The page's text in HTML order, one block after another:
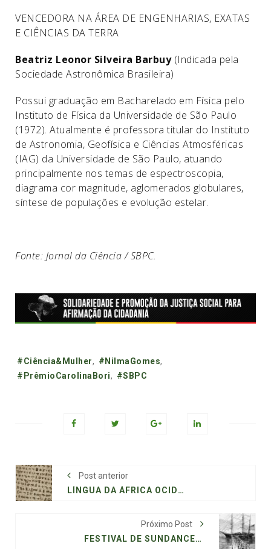
VENCEDORA NA ÁREA DE ENGENHARIAS, EXATAS
E CIÊNCIAS DA TERRA
Beatriz Leonor Silveira Barbuy (Indicada pela
Sociedade Astronômica Brasileira)
Possui graduação em Bacharelado em Física pelo
Instituto de Física da Universidade de São Paulo
(1972). Atualmente é professora titular do Instituto
de Astronomia, Geofísica e Ciências Atmosféricas
(IAG) da Universidade de São Paulo, atuando
principalmente nos temas de espectroscopia,
diagrama cor magnitude, aglomerados globulares,
síntese de populações e evolução estelar.
Fonte: Jornal da Ciência / SBPC.
Tags:
#Ciência&Mulher, #NilmaGomes,
#PrêmioCarolinaBori, #SBPC
Post anterior
LÍNGUA DA ÁFRICA OCIDENTAL CONTÉM PISTAS SOBRE ORIGENS E EVOLUÇÃO DA ESCRITA
Próximo Post
FESTIVAL DE SUNDANCE: O ÚLTIMO NAVIO NEGREIRO DOS EUA E UMA ‘CIDADE DE REVOLTAS’